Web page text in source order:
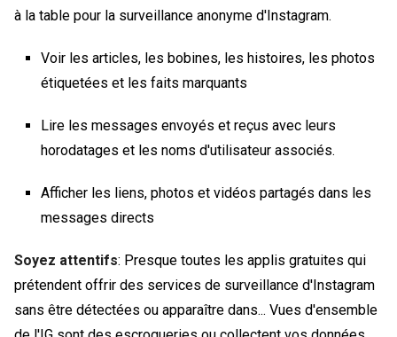
à la table pour la surveillance anonyme d'Instagram.
Voir les articles, les bobines, les histoires, les photos
étiquetées et les faits marquants
Lire les messages envoyés et reçus avec leurs
horodatages et les noms d'utilisateur associés.
Afficher les liens, photos et vidéos partagés dans les
messages directs
Soyez attentifs: Presque toutes les applis gratuites qui
prétendent offrir des services de surveillance d'Instagram
sans être détectées ou apparaître dans... Vues d'ensemble